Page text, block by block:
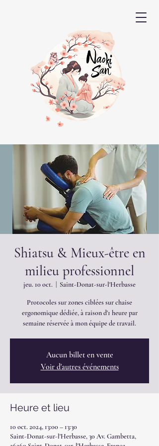
Shiatsu & Mieux-être en
milieu professionnel
jeu. 10 oct. Saint-Donat-sur-l'Herbasse
Protocoles sur zones ciblées sur chaise
ergonomique dédiée, à raison d'1 heure par
semaine réservée à mon équipe de travail.
Aucun billet en vente
Voir d'autres événements
Heure et lieu
10 oct. 2024, 13:00 – 13:30
Saint-Donat-sur-l'Herbasse, 30 Av. Gambetta,